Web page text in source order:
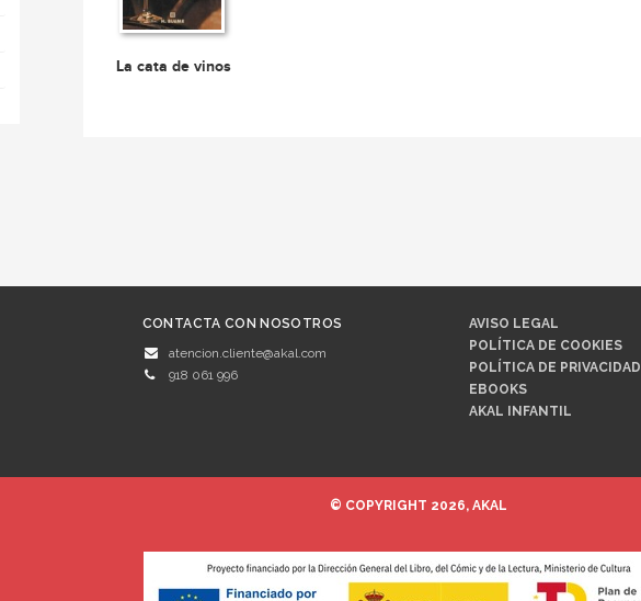
La cata de vinos
CONTACTA CON NOSOTROS
atencion.cliente@akal.com
918 061 996
AVISO LEGAL
POLÍTICA DE COOKIES
POLÍTICA DE PRIVACIDAD
EBOOKS
AKAL INFANTIL
© COPYRIGHT 2026, AKAL